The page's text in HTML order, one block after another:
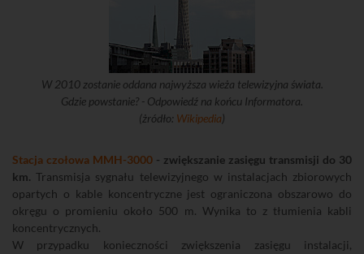
W 2010 zostanie oddana najwyższa wieża telewizyjna świata.
Gdzie powstanie? - Odpowiedź na końcu Informatora.
(żródło: Wikipedia)
Stacja czołowa MMH-3000 - zwiększanie zasięgu transmisji do 30
km.Transmisja sygnału telewizyjnego w instalacjach zbiorowych
opartych o kable koncentryczne jest ograniczona obszarowo do
okręgu o promieniu około 500 m. Wynika to z tłumienia kabli
koncentrycznych.
W przypadku konieczności zwiększenia zasięgu instalacji,